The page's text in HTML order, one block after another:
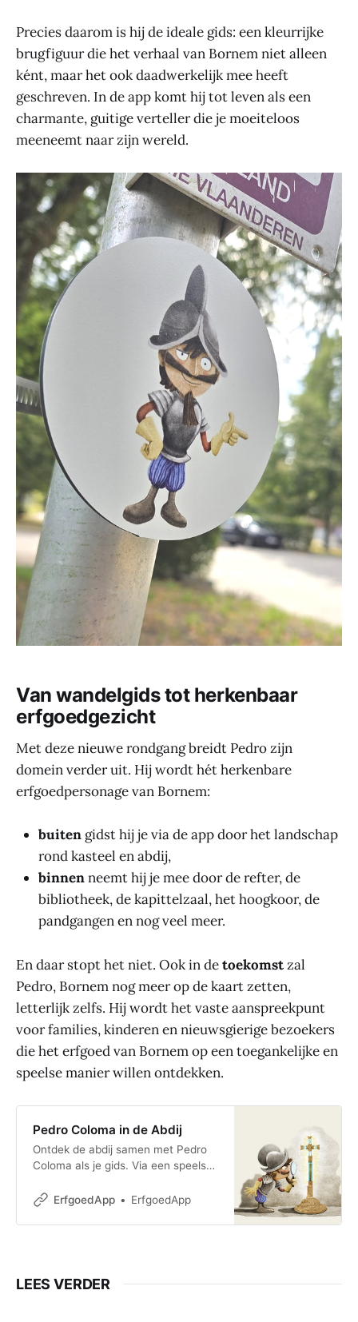
Precies daarom is hij de ideale gids: een kleurrijke
brugfiguur die het verhaal van Bornem niet alleen
ként, maar het ook daadwerkelijk mee heeft
geschreven. In de app komt hij tot leven als een
charmante, guitige verteller die je moeiteloos
meeneemt naar zijn wereld.
Van wandelgids tot herkenbaar
erfgoedgezicht
Met deze nieuwe rondgang breidt Pedro zijn
domein verder uit. Hij wordt hét herkenbare
erfgoedpersonage van Bornem:
buiten gidst hij je via de app door het landschap
rond kasteel en abdij,
binnenneemt hij je mee door de refter, de
bibliotheek, de kapittelzaal, het hoogkoor, de
pandgangen en nog veel meer.
En daar stopt het niet. Ook in detoekomstzal
Pedro, Bornem nog meer op de kaart zetten,
letterlijk zelfs. Hij wordt het vaste aanspreekpunt
voor families, kinderen en nieuwsgierige bezoekers
die het erfgoed van Bornem op een toegankelijke en
speelse manier willen ontdekken.
Pedro Coloma in de Abdij
Ontdek de abdij samen met Pedro
Coloma als je gids. Via een speelse
familievriendelijke rondgang
ErfgoedApp ErfgoedApp
LEES VERDER